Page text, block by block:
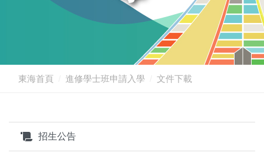
東海首頁 進修學士班申請入學 文件下載
招生公告